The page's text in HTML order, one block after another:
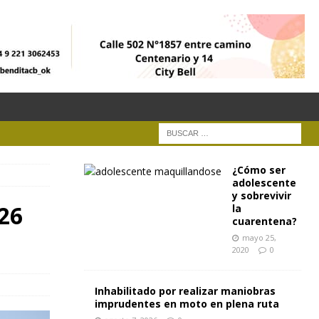
¿Cómo ser
adolescente
y sobrevivir
la
cuarentena?
mayo 25,
2020
0
Inhabilitado por realizar maniobras
imprudentes en moto en plena ruta